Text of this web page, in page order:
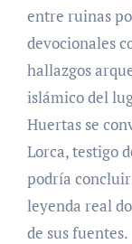
entre ruinas
devocionales
hallazgos
islámico del
Huertas se
Lorca, testigo
podría
leyenda real
de sus fuentes.